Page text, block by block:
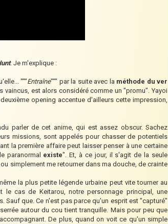
. Je m'explique :
"""Entraîne""" par la suite avec la méthode du ver
vaincus, est alors considéré comme un "promu". Yayoi
opening accentue d'ailleurs cette impression,
parler de cet anime, qui est assez obscur. Sachez
missions, sont appelés pour chasser de potentiels
la première affaire peut laisser penser à une certaine
paranormal existe". Et, à ce jour, il s'agit de la seule
simplement me retourner dans ma douche, de crainte
la plus petite légende urbaine peut vite tourner au
cas de Keitarou, notre personnage principal, une
Sauf que. Ce n'est pas parce qu'un esprit est "capturé"
autour du cou tient tranquille. Mais pour peu que
De plus, quand on voit ce qu'un simple